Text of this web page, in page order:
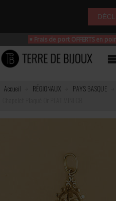
♥ Frais de port OFFERTS en
Accueil RÉGIONAUX PAYS BASQUE